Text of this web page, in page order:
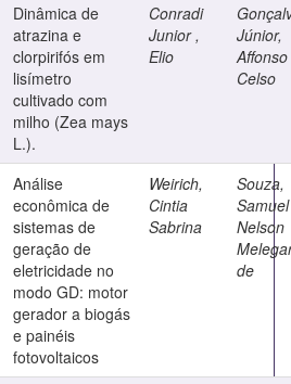
Dinâmica de
atrazina e
clorpirifós em
lisímetro
cultivado com
milho (Zea mays
L.).
Conradi
Junior ,
Elio
Júnior,
Affonso
Celso
Análise
econômica de
sistemas de
geração de
eletricidade no
modo GD: motor
gerador a biogás
e painéis
fotovoltaicos
Weirich,
Cintia
Sabrina
Souza,
Samuel
Nelson
de